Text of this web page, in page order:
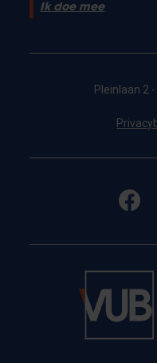
Ik doe mee
Pleinlaan 2